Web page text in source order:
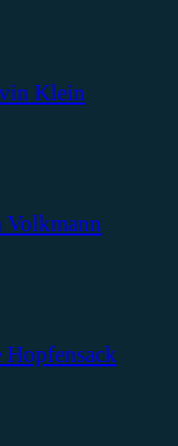
Klein
Hopfensack